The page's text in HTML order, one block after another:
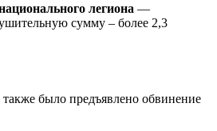
легиона —
сумму – более 2,3
также было предъявлено обвинение